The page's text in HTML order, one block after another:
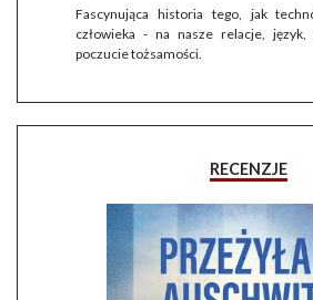
Fascynująca historia tego, jak
człowieka - na nasze relacje,
poczucie tożsamości.
RECENZJE